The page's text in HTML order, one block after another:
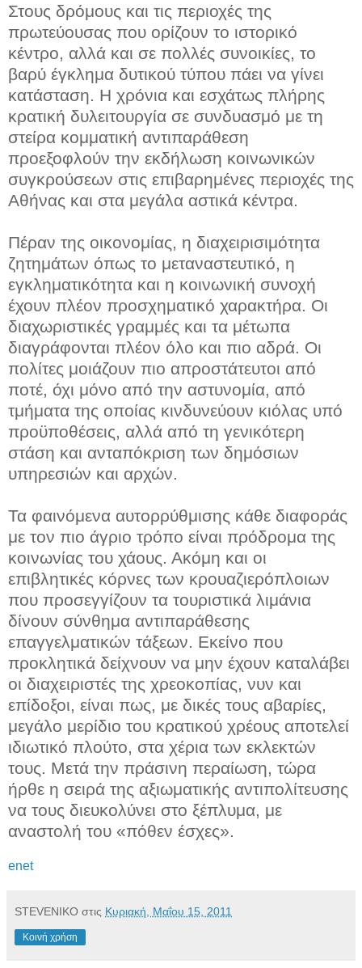
Στους δρόμους και τις περιοχές της
πρωτεύουσας που ορίζουν το ιστορικό
κέντρο, αλλά και σε πολλές συνοικίες, το
βαρύ έγκλημα δυτικού τύπου πάει να γίνει
κατάσταση. Η χρόνια και εσχάτως πλήρης
κρατική δυλειτουργία σε συνδυασμό με τη
στείρα κομματική αντιπαράθεση
προεξοφλούν την εκδήλωση κοινωνικών
συγκρούσεων στις επιβαρημένες περιοχές της
Αθήνας και στα μεγάλα αστικά κέντρα.
Πέραν της οικονομίας, η διαχειρισιμότητα
ζητημάτων όπως το μεταναστευτικό, η
εγκληματικότητα και η κοινωνική συνοχή
έχουν πλέον προσχηματικό χαρακτήρα. Οι
διαχωριστικές γραμμές και τα μέτωπα
διαγράφονται πλέον όλο και πιο αδρά. Οι
πολίτες μοιάζουν πιο απροστάτευτοι από
ποτέ, όχι μόνο από την αστυνομία, από
τμήματα της οποίας κινδυνεύουν κιόλας υπό
προϋποθέσεις, αλλά από τη γενικότερη
στάση και ανταπόκριση των δημόσιων
υπηρεσιών και αρχών.
Τα φαινόμενα αυτορρύθμισης κάθε διαφοράς
με τον πιο άγριο τρόπο είναι πρόδρομα της
κοινωνίας του χάους. Ακόμη και οι
επιβλητικές κόρνες των κρουαζιερόπλοιων
που προσεγγίζουν τα τουριστικά λιμάνια
δίνουν σύνθημα αντιπαράθεσης
επαγγελματικών τάξεων. Εκείνο που
προκλητικά δείχνουν να μην έχουν καταλάβει
οι διαχειριστές της χρεοκοπίας, νυν και
επίδοξοι, είναι πως, με δικές τους αβαρίες,
μεγάλο μερίδιο του κρατικού χρέους αποτελεί
ιδιωτικό πλούτο, στα χέρια των εκλεκτών
τους. Μετά την πράσινη περαίωση, τώρα
ήρθε η σειρά της αξιωματικής αντιπολίτευσης
να τους διευκολύνει στο ξέπλυμα, με
αναστολή του «πόθεν έσχες».
enet
STEVENIKO στις Κυριακή, Μαΐου 15, 2011
Κοινή χρήση